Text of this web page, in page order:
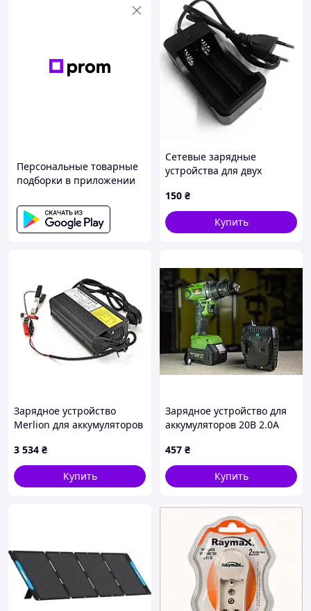
Персональные товарные
подборки в приложении
Сетевые зарядные
устройства для двух
3009/ 4056 с шнуром (200
шт/ ящ)
150 ₴
Купить
Зарядное устройство
Merlion для аккумуляторов
240W
3 534 ₴
Купить
Зарядное устройство для
аккумуляторов 20В 2.0А
457 ₴
Купить